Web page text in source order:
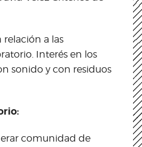
relación a las
Interés en los
sonido y con residuos
comunidad de